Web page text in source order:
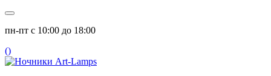
пн-пт с 10:00 до 18:00
()